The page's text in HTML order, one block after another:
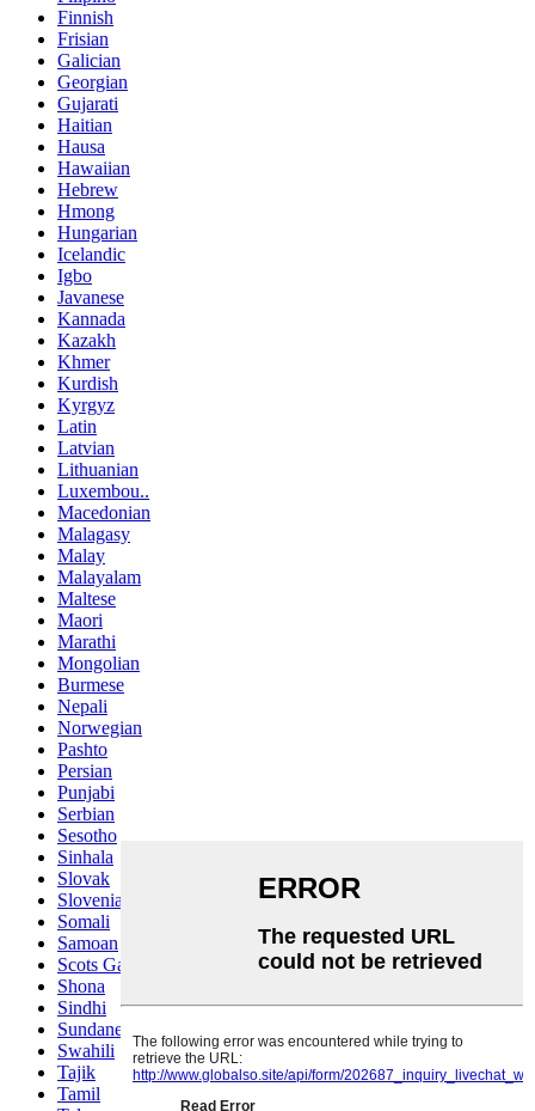
Finnish
Frisian
Galician
Georgian
Gujarati
Haitian
Hausa
Hawaiian
Hebrew
Hmong
Hungarian
Icelandic
Igbo
Javanese
Kannada
Kazakh
Khmer
Kurdish
Kyrgyz
Latin
Latvian
Lithuanian
Luxembou..
Macedonian
Malagasy
Malay
Malayalam
Maltese
Maori
Marathi
Mongolian
Burmese
Nepali
Norwegian
Pashto
Persian
Punjabi
Serbian
Sesotho
Sinhala
Slovak
Slovenian
Somali
Samoan
Scots Gaelic
Shona
Sindhi
Sundanese
Swahili
Tajik
Tamil